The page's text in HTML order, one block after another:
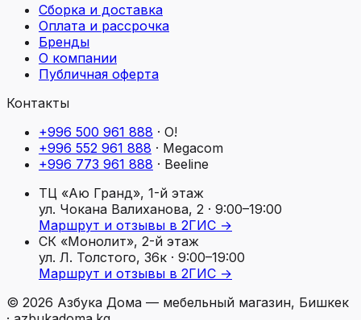
Сборка и доставка
Оплата и рассрочка
Бренды
О компании
Публичная оферта
Контакты
+996 500 961 888 · O!
+996 552 961 888 · Megacom
+996 773 961 888 · Beeline
ТЦ «Аю Гранд», 1-й этаж
ул. Чокана Валиханова, 2 · 9:00–19:00
Маршрут и отзывы в 2ГИС →
СК «Монолит», 2-й этаж
ул. Л. Толстого, 36к · 9:00–19:00
Маршрут и отзывы в 2ГИС →
© 2026 Азбука Дома — мебельный магазин, Бишкек